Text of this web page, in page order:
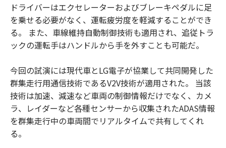
ドライバーはエクセレーターおよびブレーキペダルに足
を乗せる必要がなく、運転疲労度を軽減することができ
る。 また、車線維持自動制御技術も適用され、追従トラ
ックの運転手はハンドルから手を外すことも可能だ。
今回の試演には現代車とLG電子が協業して共同開発した
群集走行用通信技術であるV2V技術が適用された。 当該
技術は加速、減速など車両の制御情報だけでなく、カメ
ラ、レイダーなど各種センサーから収集されたADAS情報
を群集走行中の車両間でリアルタイムで共有してくれ
る。